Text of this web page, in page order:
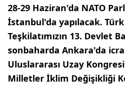
28-29 Haziran'da NATO
İstanbul'da yapılacak.
Teşkilatımızın 13. Devlet
sonbaharda Ankara'da
Uluslararası Uzay
Milletler İklim Değişikliği